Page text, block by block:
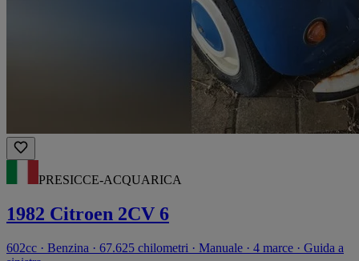
PRESICCE-ACQUARICA
1982 Citroen 2CV 6
602cc · Benzina · 67.625 chilometri · Manuale · 4 marce · Guida a